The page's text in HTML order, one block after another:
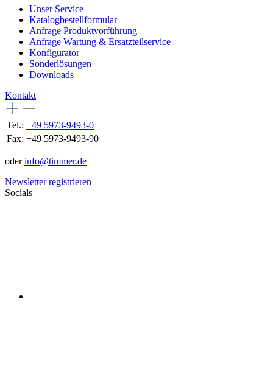
Unser Service
Katalogbestellformular
Anfrage Produktvorführung
Anfrage Wartung & Ersatzteilservice
Konfigurator
Sonderlösungen
Downloads
Kontakt
Tel.: +49 5973-9493-0
Fax: +49 5973-9493-90
oderinfo@timmer.de
Newsletter registrieren
Socials